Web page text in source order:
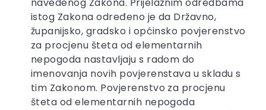
navedenog Zakona. Prijelaznim odredbama
istog Zakona određeno je da Državno,
županijsko, gradsko i općinsko povjerenstvo
za procjenu šteta od elementarnih
nepogoda nastavljaju s radom do
imenovanja novih povjerenstava u skladu s
tim Zakonom. Povjerenstvo za procjenu
šteta od elementarnih nepogoda